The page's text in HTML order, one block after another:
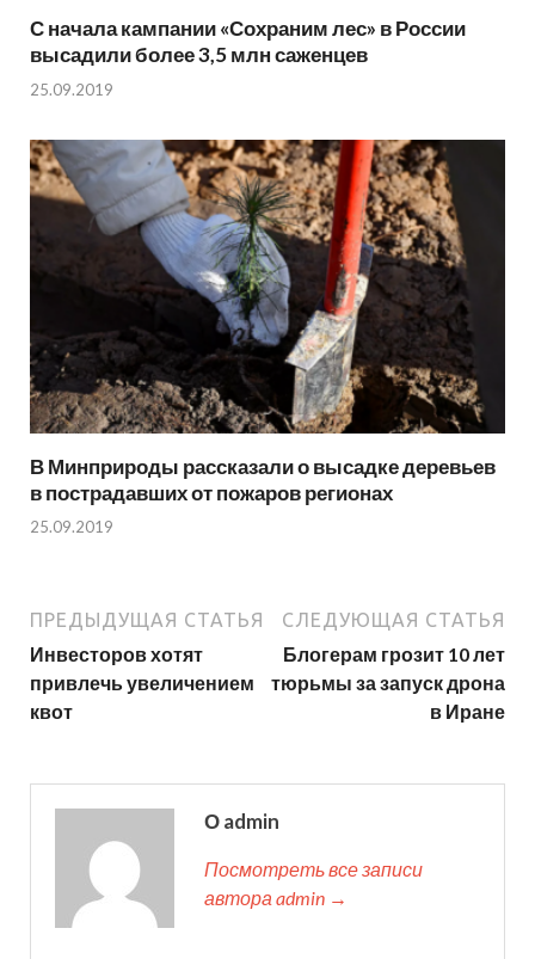
С начала кампании «Сохраним лес» в России
высадили более 3,5 млн саженцев
25.09.2019
В Минприроды рассказали о высадке деревьев
в пострадавших от пожаров регионах
25.09.2019
ПРЕДЫДУЩАЯ СТАТЬЯ
Инвесторов хотят
привлечь увеличением
квот
СЛЕДУЮЩАЯ СТАТЬЯ
Блогерам грозит 10 лет
тюрьмы за запуск дрона
в Иране
О admin
Посмотреть все записи
автора admin →